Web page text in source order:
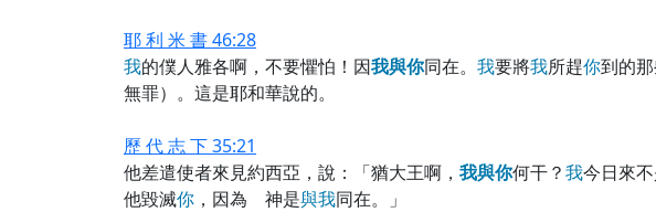
耶 利 米 書 46:28
我的僕人雅各啊，不要懼怕！因我與你同在。 我要將我所趕你到的
無罪）。這是耶和華說的。
歷 代 志 下 35:21
他差遣使者來見約西亞，說：「猶大王啊， 我與你何干？我今日來
他毀滅你 ，因為 神是與我同在。」